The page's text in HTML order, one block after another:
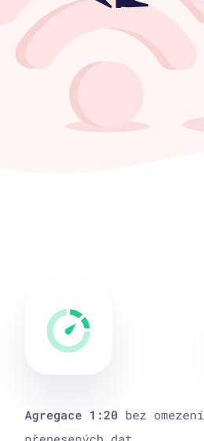
Agregace 1:20 bez omezení